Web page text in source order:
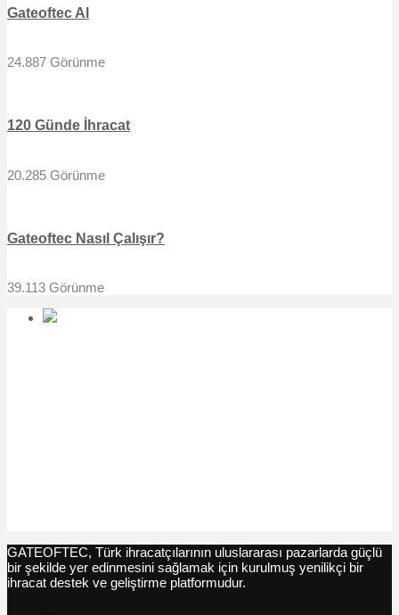
Gateoftec Al
24.887 Görünme
120 Günde İhracat
20.285 Görünme
Gateoftec Nasıl Çalışır?
39.113 Görünme
GATEOFTEC, Türk ihracatçılarının uluslararası pazarlarda güçlü
bir şekilde yer edinmesini sağlamak için kurulmuş yenilikçi bir
ihracat destek ve geliştirme platformudur.